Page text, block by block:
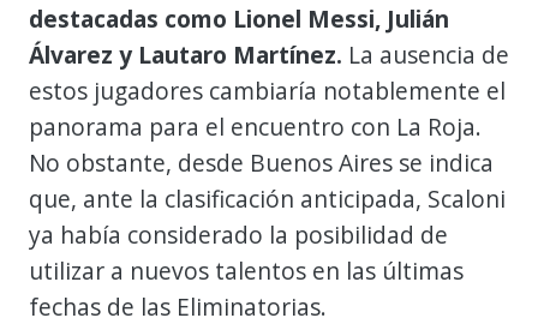
destacadas como Lionel Messi, Julián
Álvarez y Lautaro Martínez. La ausencia de
estos jugadores cambiaría notablemente el
panorama para el encuentro con La Roja.
No obstante, desde Buenos Aires se indica
que, ante la clasificación anticipada, Scaloni
ya había considerado la posibilidad de
utilizar a nuevos talentos en las últimas
fechas de las Eliminatorias.